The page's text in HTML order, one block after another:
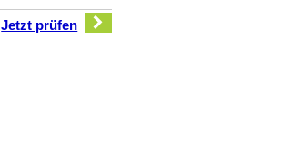
Jetzt prüfen